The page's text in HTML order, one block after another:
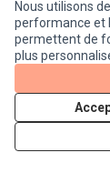
Nous utilisons
performance et
permettent de
plus
à